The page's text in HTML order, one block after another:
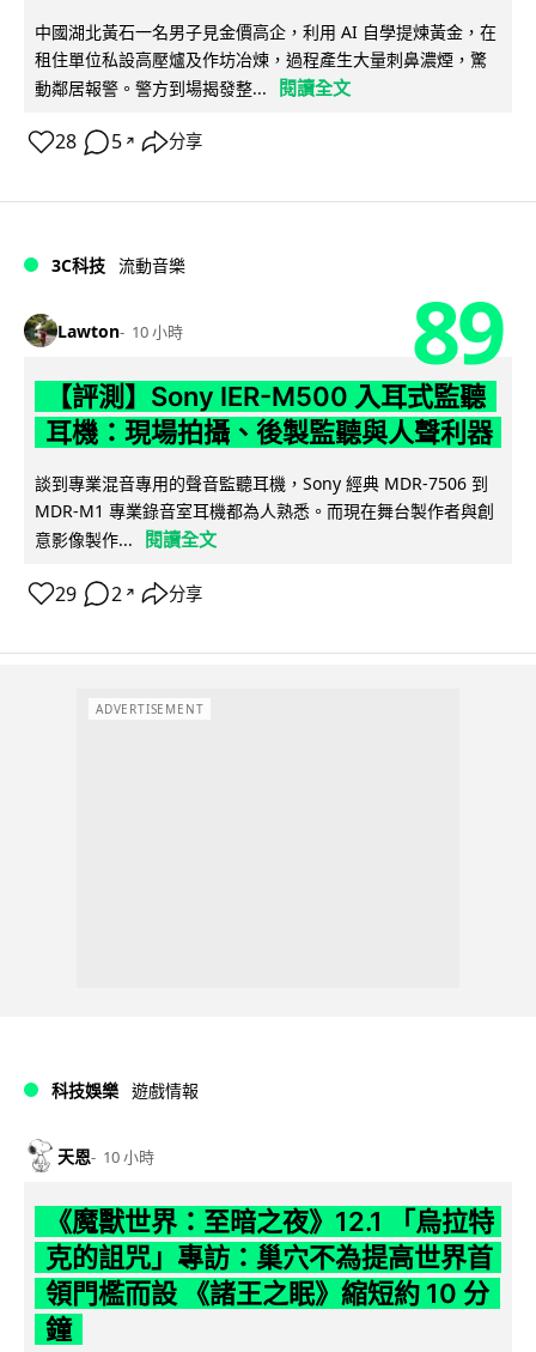
中國湖北黃石一名男子見金價高企，利用 AI 自學提煉黃金，在
租住單位私設高壓爐及作坊冶煉，過程產生大量刺鼻濃煙，驚
動鄰居報警。警方到場揭發整...
閱讀全文
28 5 ↗ 分享
3C科技 流動音樂
Lawton 10 小時 89
【評測】Sony IER-M500 入耳式監聽
耳機：現場拍攝、後製監聽與人聲利器
談到專業混音專用的聲音監聽耳機，Sony 經典 MDR-7506 到
MDR-M1 專業錄音室耳機都為人熟悉。而現在舞台製作者與創
意影像製作...
閱讀全文
29 2 ↗ 分享
ADVERTISEMENT
科技娛樂 遊戲情報
天恩 10 小時
《魔獸世界：至暗之夜》12.1 「烏拉特
克的詛咒」專訪：巢穴不為提高世界首
領門檻而設 《諸王之眠》縮短約 10 分
鐘